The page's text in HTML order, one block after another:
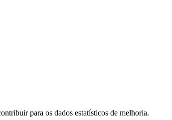
para os dados estatísticos de melhoria.